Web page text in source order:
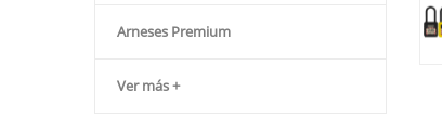
Arneses Premium
Ver más +